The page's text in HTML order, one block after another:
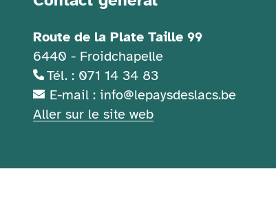
Route de la Plate Taille 99
6440 - Froidchapelle
Tél. : 071 14 34 83
E-mail : info@lepaysdeslacs.be
Aller sur le site web